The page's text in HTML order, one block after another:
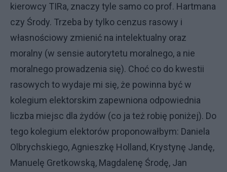
kierowcy TIRa, znaczy tyle samo co prof. Hartmana
czy Środy. Trzeba by tylko cenzus rasowy i
własnościowy zmienić na intelektualny oraz
moralny (w sensie autorytetu moralnego, a nie
moralnego prowadzenia się). Choć co do kwestii
rasowych to wydaje mi się, że powinna być w
kolegium elektorskim zapewniona odpowiednia
liczba miejsc dla żydów (co ja też robię poniżej). Do
tego kolegium elektorów proponowałbym: Daniela
Olbrychskiego, Agnieszkę Holland, Krystynę Jandę,
Manuelę Gretkowską, Magdalenę Środę, Jan